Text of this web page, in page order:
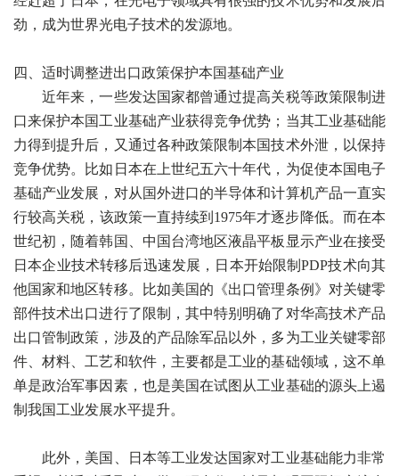
劲，成为世界光电子技术的发源地。
四、适时调整进出口政策保护本国基础产业
近年来，一些发达国家都曾通过提高关税等政策限制进
口来保护本国工业基础产业获得竞争优势；当其工业基础能
力得到提升后，又通过各种政策限制本国技术外泄，以保持
竞争优势。比如日本在上世纪五六十年代，为促使本国电子
基础产业发展，对从国外进口的半导体和计算机产品一直实
行较高关税，该政策一直持续到1975年才逐步降低。而在本
世纪初，随着韩国、中国台湾地区液晶平板显示产业在接受
日本企业技术转移后迅速发展，日本开始限制PDP技术向其
他国家和地区转移。比如美国的《出口管理条例》对关键零
部件技术出口进行了限制，其中特别明确了对华高技术产品
出口管制政策，涉及的产品除军品以外，多为工业关键零部
件、材料、工艺和软件，主要都是工业的基础领域，这不单
单是政治军事因素，也是美国在试图从工业基础的源头上遏
制我国工业发展水平提升。
此外，美国、
日本等工业发达国家对工业基础能力非常